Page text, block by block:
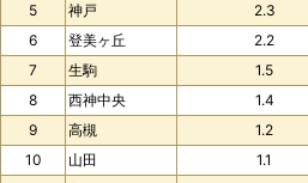
5
神戸
2.3
6
登美ヶ丘
2.2
7
生駒
1.5
8
西神中央
1.4
9
高槻
1.2
10
山田
1.1